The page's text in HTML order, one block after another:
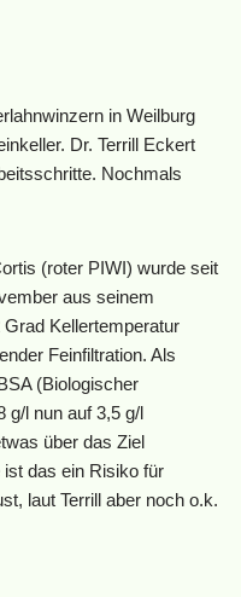
in Weilburg
Dr. Terrill Eckert
Nochmals
(roter PIWI) wurde seit
aus seinem
Kellertemperatur
Feinfiltration. Als
(Biologischer
g/l nun auf 3,5 g/l
über das Ziel
das ein Risiko für
laut Terrill aber noch o.k.